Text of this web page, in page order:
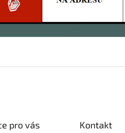
pro vás Kontakt